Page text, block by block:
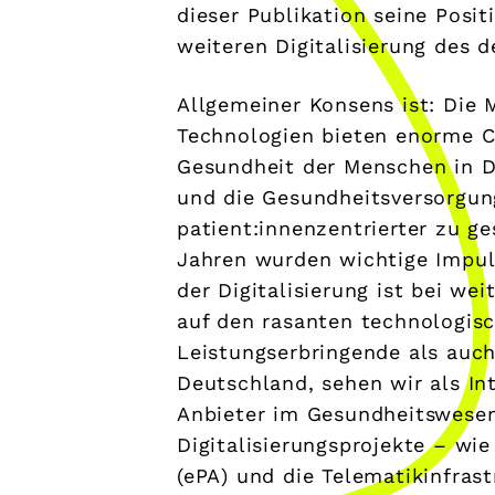
dieser Publikation seine
weiteren Digitalisierung des
Allgemeiner Konsens ist: Die
Technologien bieten enorme
Gesundheit der Menschen in
und die
patient:innenzentrierter zu
Jahren wurden wichtige
der Digitalisierung ist bei
auf den rasanten
Leistungserbringende als
Deutschland, sehen wir als
Anbieter im
Digitalisierungsprojekte –
(ePA) und die